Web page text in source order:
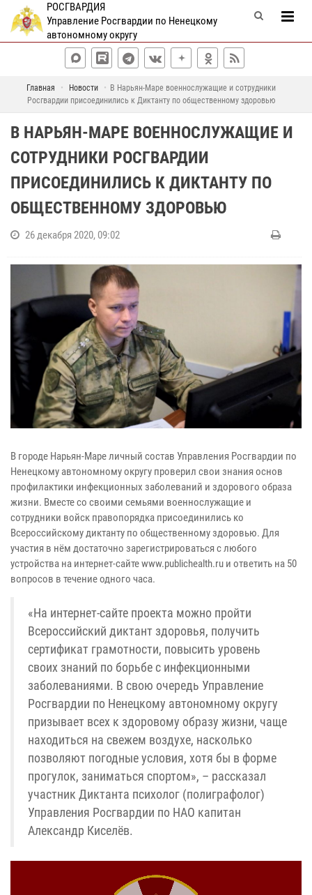
РОСГВАРДИЯ
Управление Росгвардии по Ненецкому
автономному округу
Главная Новости
В Нарьян-Маре военнослужащие и сотрудники
Росгвардии присоединились к Диктанту по общественному здоровью
В НАРЬЯН-МАРЕ ВОЕННОСЛУЖАЩИЕ И
СОТРУДНИКИ РОСГВАРДИИ
ПРИСОЕДИНИЛИСЬ К ДИКТАНТУ ПО
ОБЩЕСТВЕННОМУ ЗДОРОВЬЮ
26 декабря 2020, 09:02
В городе Нарьян-Маре личный состав Управления Росгвардии по
Ненецкому автономному округу проверил свои знания основ
профилактики инфекционных заболеваний и здорового образа
жизни. Вместе со своими семьями военнослужащие и
сотрудники войск правопорядка присоединились ко
Всероссийскому диктанту по общественному здоровью. Для
участия в нём достаточно зарегистрироваться с любого
устройства на интернет-сайте www.publichealth.ru и ответить на 50
вопросов в течение одного часа.
«На интернет-сайте проекта можно пройти
Всероссийский диктант здоровья, получить
сертификат грамотности, повысить уровень
своих знаний по борьбе с инфекционными
заболеваниями. В свою очередь Управление
Росгвардии по Ненецкому автономному округу
призывает всех к здоровому образу жизни, чаще
находиться на свежем воздухе, насколько
позволяют погодные условия, хотя бы в форме
прогулок, заниматься спортом», – рассказал
участник Диктанта психолог (полиграфолог)
Управления Росгвардии по НАО капитан
Александр Киселёв.